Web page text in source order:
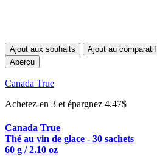
Ajout aux souhaits
Ajout au comparatif
Aperçu
Canada True
Achetez-en 3 et épargnez 4.47$
Canada True
Thé au vin de glace - 30 sachets
60 g / 2.10 oz